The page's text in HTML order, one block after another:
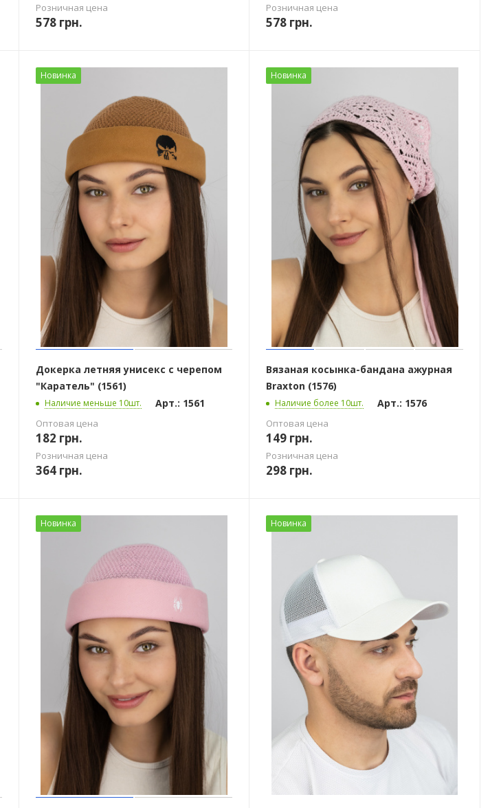
Розничная цена
578грн.
Розничная цена
578 грн.
Новинка
Докерка летняя унисекс с черепом
"Каратель" (1561)
Наличие меньше 10шт. Арт.: 1561
Оптовая цена
182 грн.
Розничная цена
364грн.
Новинка
Вязаная косынка-бандана ажурная
Braxton (1576)
Наличие более 10шт. Арт.: 1576
Оптовая цена
149 грн.
Розничная цена
298 грн.
Новинка Новинка